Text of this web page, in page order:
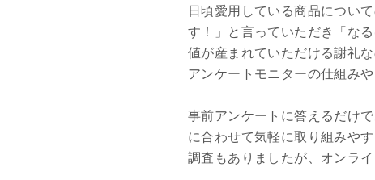
日頃愛用している商品につい
す！」と言っていただき「な
値が産まれていただける謝礼
アンケートモニターの仕組み
事前アンケートに答えるだけ
に合わせて気軽に取り組みや
調査もありましたが、オンラ